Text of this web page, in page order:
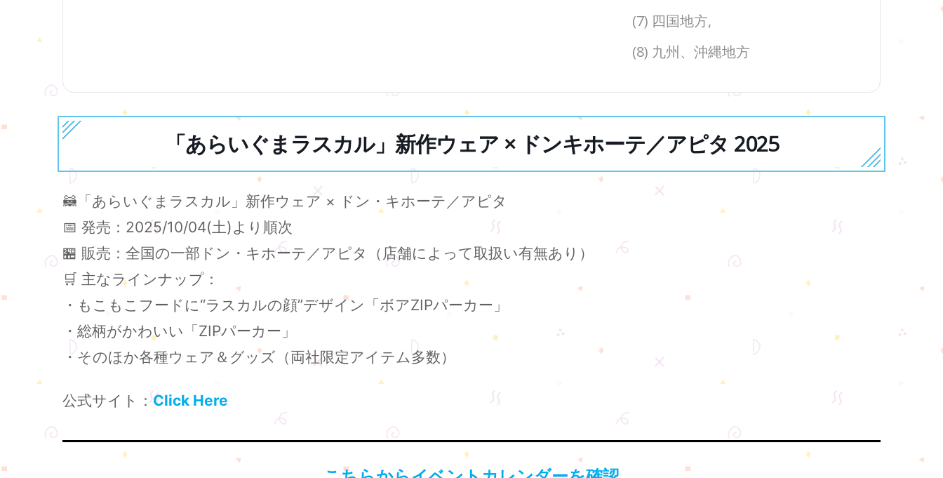
(7) 四国地方,
(8) 九州、沖縄地方
「あらいぐまラスカル」新作ウェア × ドンキホーテ／アピタ 2025
🦝「あらいぐまラスカル」新作ウェア × ドン・キホーテ／アピタ
📅 発売：2025/10/04(土)より順次
🏪 販売：全国の一部ドン・キホーテ／アピタ（店舗によって取扱い有無あり）
🛒 主なラインナップ：
・もこもこフードに“ラスカルの顔”デザイン「ボアZIPパーカー」
・総柄がかわいい「ZIPパーカー」
・そのほか各種ウェア＆グッズ（両社限定アイテム多数）
公式サイト：Click Here